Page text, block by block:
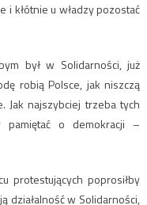
kłótnie u władzy pozostać
był w Solidarności, już
robią Polsce, jak niszczą
Jak najszybciej trzeba tych
pamiętać o demokracji –
protestujących poprosiłby
działalność w Solidarności,